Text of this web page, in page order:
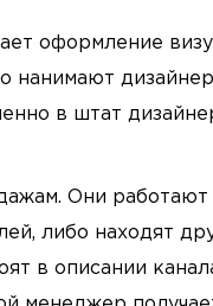
оформление
нанимают
в штат
Они
либо находят
в описании